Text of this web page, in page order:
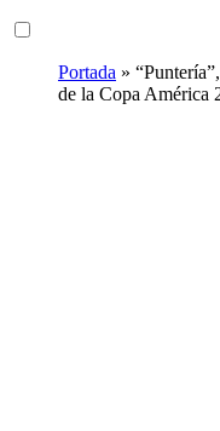
Portada »
de la Copa América